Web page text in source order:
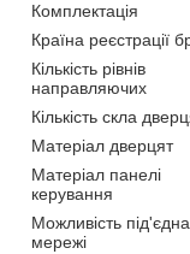
Комплектація
Країна реєстрації
Кількість рівнів
направляючих
Кількість скла
Матеріал дверцят
Матеріал панелі
керування
Можливість
мережі